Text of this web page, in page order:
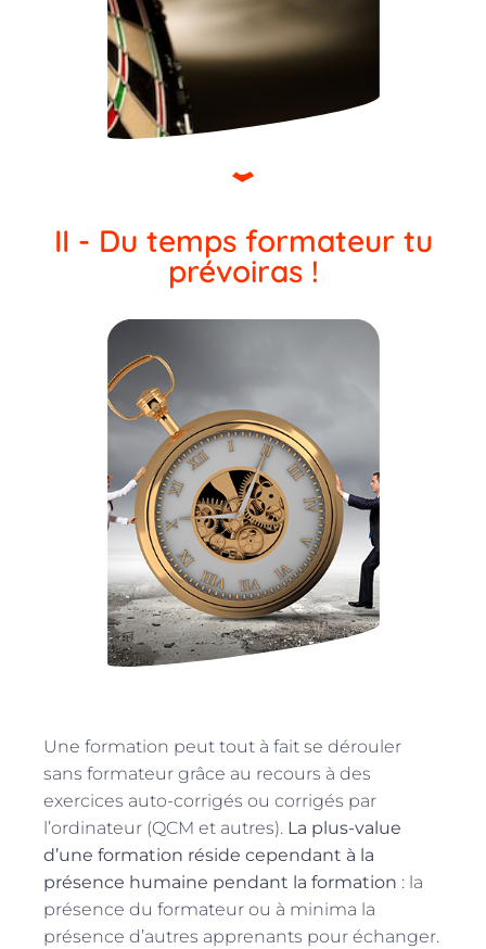
II - Du temps formateur tu
prévoiras !
Une formation peut tout à fait se dérouler
sans formateur grâce au recours à des
exercices auto-corrigés ou corrigés par
l’ordinateur (QCM et autres). La plus-value
d’une formation réside cependant à la
présence humaine pendant la formation : la
présence du formateur ou à minima la
présence d’autres apprenants pour échanger.